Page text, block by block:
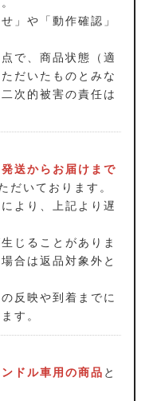
」や「動作確認」
で、商品状態（適
だいたものとみな
次的被害の責任は
発送からお届けまで
だいております。
より、上記より遅
じることがありま
合は返品対象外と
反映や到着までに
す。
ドル車用の商品 と